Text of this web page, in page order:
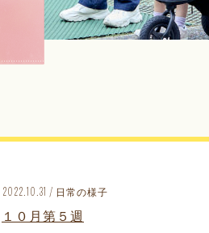
2022.10.31 / 日常の様子
１０月第５週